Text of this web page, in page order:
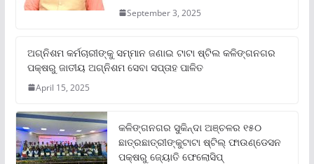
September 3, 2025
ଅଗ୍ନିଶମ କର୍ମଚାରୀଙ୍କୁ ସମ୍ମାନ ଜଣାଇ ଟାଟା ଷ୍ଟିଲ କଳିଙ୍ଗନଗର
ପକ୍ଷରୁ ଜାତୀୟ ଅଗ୍ନିଶମ ସେବା ସପ୍ତାହ ପାଳିତ
April 15, 2025
କଳିଙ୍ଗନଗର ସୁକିନ୍ଦା ଅଞ୍ଚଳର ୧୫୦
ଛାତ୍ରଛାତ୍ରୀଙ୍କୁଟାଟା ଷ୍ଟିଲ୍ ଫାଉଣ୍ଡେସନ
ପକ୍ଷରୁ ଜ୍ୟୋତି ଫେଲୋସିପ୍‌